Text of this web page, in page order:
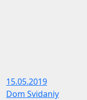
15.05.2019
Dom Svidaniy